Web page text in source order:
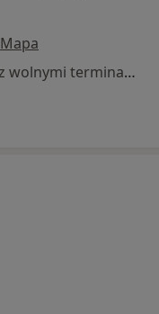
Mapa
Brak dostępnych specjalistów z wolnymi terminami w tym centrum medycznym.